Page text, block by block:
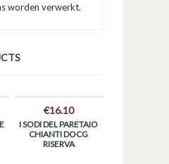
worden verwerkt.
€16.10
I SODI DEL PARETAIO
CHIANTI DOCG
RISERVA